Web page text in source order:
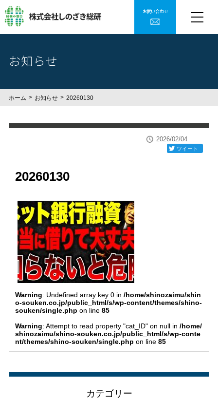
お問い合わせ
お知らせ
ホーム お知らせ 20260130
2026/02/04
ツイート
20260130
Warning: Undefined array key 0 in/home/shinozaimu/shin
o-souken.co.jp/public_html/s/wp-content/themes/shino-
souken/single.php on line85
Warning: Attempt to read property "cat_ID" on null in/home/
shinozaimu/shino-souken.co.jp/public_html/s/wp-conte
nt/themes/shino-souken/single.php on line85
カテゴリー